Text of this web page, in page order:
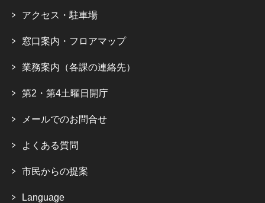
アクセス・駐車場
窓口案内・フロアマップ
業務案内（各課の連絡先）
第2・第4土曜日開庁
メールでのお問合せ
よくある質問
市民からの提案
Language